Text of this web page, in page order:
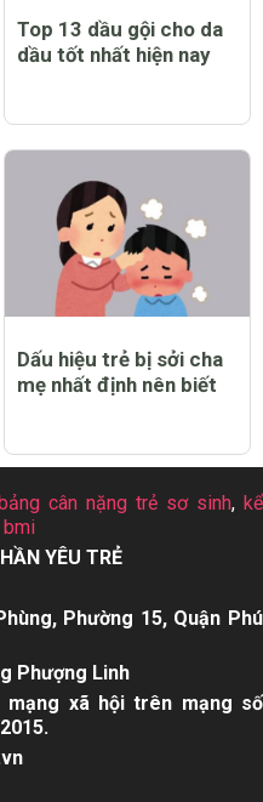
Top 13 dầu gội cho da
dầu tốt nhất hiện nay
Dấu hiệu trẻ bị sởi cha
mẹ nhất định nên biết
bảng cân nặng trẻ sơ sinh, kể
YÊU TRẺ
Phường 15, Quận Phú
Phượng Linh
mạng xã hội trên mạng số